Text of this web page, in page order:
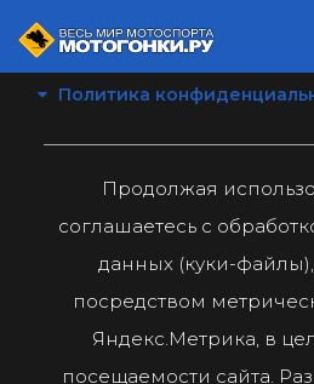
Политика
Продолжая
соглашаетесь с
данных (куки-
посредством
Яндекс.Метрика, в
посещаемости сайта.